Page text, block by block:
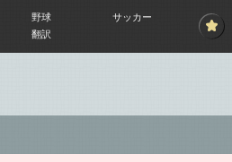
野球
サッカー
翻訳